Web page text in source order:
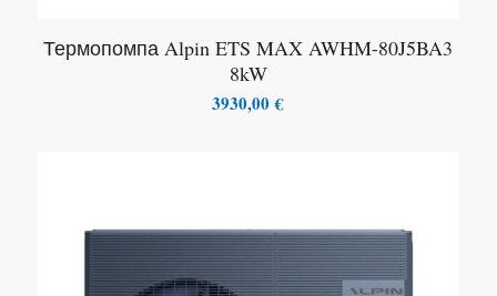
Термопомпа Alpin ETS MAX AWHM-80J5BA3
8kW
3930,00€